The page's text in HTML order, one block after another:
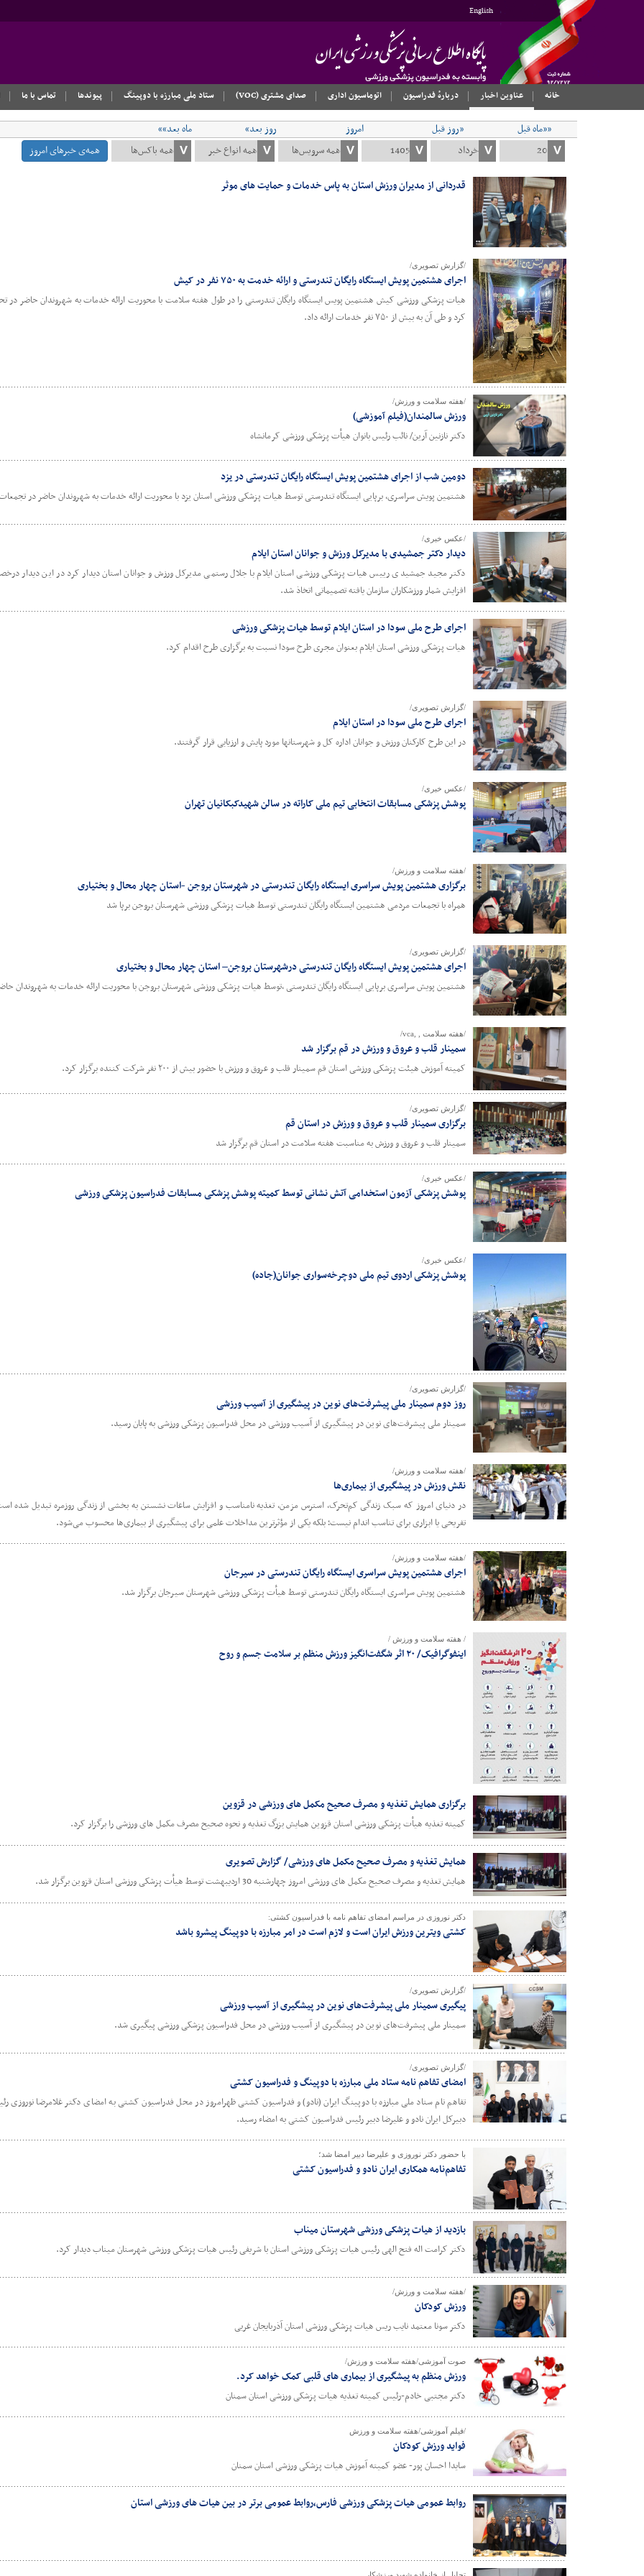
English
خانه
عناوین اخبار دربارهٔ فدراسیون اتوماسیون اداری صدای مشتری (VOC) ستاد ملی مبارزه با دوپینگ پیوندها تماس با ما
««ماه قبل «روز قبل امروز روز بعد»
ماه بعد»»
همه‌ی خبرهای امروز
قدردانی از مدیران ورزش استان به پاس خدمات و حمایت های موثر
/گزارش تصویری/
اجرای هشتمین پویش ایستگاه رایگان تندرستی و ارائه خدمت به ۷۵۰ نفر در کیش
کرد و طی آن به بیش از ۷۵۰ نفر خدمات ارائه داد.
/هفته سلامت و ورزش/
ورزش سالمندان(فیلم آموزشی)
دکتر نازنین آرین/ نائب رئیس بانوان هیأت پزشکی ورزشی کرمانشاه
دومین شب از اجرای هشتمین پویش ایستگاه رایگان تندرستی در یزد
هشتمین پویش سراسری، برپایی ایستگاه تندرستی توسط هیات پزشکی ورزشی استان یزد با محوریت ارائه خدمات به شهروندان حاضر در تجمعات
/عکس خبری/
دیدار دکتر جمشیدی با مدیرکل ورزش و جوانان استان ایلام
دکتر مجید جمشیدی رییس هیات پزشکی ورزشی استان ایلام با جلال رستمی مدیرکل ورزش و جوانان استان دیدار کرد در این دیدار
افزایش شمار ورزشکاران سازمان یافته تصمیماتی اتخاذ شد.
اجرای طرح ملی سودا در استان ایلام توسط هیات پزشکی ورزشی
هیات پزشکی ورزشی استان ایلام بعنوان مجری طرح سودا نسبت به برگزاری طرح اقدام کرد.
/گزارش تصویری/
اجرای طرح ملی سودا در استان ایلام
در این طرح کارکنان ورزش و جوانان اداره کل و شهرستانها مورد پایش و ارزیابی قرار گرفتند.
/عکس خبری/
پوشش پزشکی مسابقات انتخابی تیم ملی کاراته در سالن شهیدکبکانیان تهران
/هفته سلامت و ورزش/
برگزاری هشتمین پویش سراسری ایستگاه رایگان تندرستی در شهرستان بروجن -استان چهار محال و بختیاری
همراه با تجمعات مردمی هشتمین ایستگاه رایگان تندرستی توسط هیات پزشکی ورزشی شهرستان بروجن برپا شد
/گزارش تصویری/
اجرای هشتمین پویش ایستگاه رایگان تندرستی درشهرستان بروجن– استان چهار محال و بختیاری
هشتمین پویش سراسری برپایی ایستگاه رایگان تندرستی ،توسط هیات پزشکی ورزشی شهرستان بروجن با محوریت ارائه خدمات به شهروندان
/هفته سلامت , ,vca/
سمینار قلب و عروق و ورزش در قم برگزار شد
کمیته آموزش هیئت پزشکی ورزشی استان قم سمینار قلب و عروق و ورزش با حضور بیش از ۲۰۰ نفر شرکت کننده برگزار کرد.
/گزارش تصویری/
برگزاری سمینار قلب و عروق و ورزش در استان قم
سمینار قلب و عروق و ورزش به مناسبت هفته سلامت در استان قم برگزار شد
/عکس خبری/
پوشش پزشکی آزمون استخدامی آتش نشانی توسط کمیته پوشش پزشکی مسابقات فدراسیون پزشکی ورزشی
/عکس خبری/
پوشش پزشکی اردوی تیم ملی دوچرخه‌سواری جوانان(جاده)
/گزارش تصویری/
روز دوم سمینار ملی پیشرفت‌های نوین در پیشگیری از آسیب ورزشی
سمینار ملی پیشرفت‌های نوین در پیشگیری از آسیب ورزشی در محل فدراسیون پزشکی ورزشی به پایان رسید.
/هفته سلامت و ورزش/
نقش ورزش در پیشگیری از بیماری‌ها
در دنیای امروز که سبک زندگی کم‌تحرک، استرس مزمن، تغذیه نامناسب و افزایش ساعات نشستن به بخشی از زندگی روزمره تبدیل شده
تفریحی یا ابزاری برای تناسب اندام نیست؛ بلکه یکی از مؤثرترین مداخلات علمی برای پیشگیری از بیماری‌ها محسوب می‌شود.
/هفته سلامت و ورزش/
اجرای هشتمین پویش سراسری ایستگاه رایگان تندرستی در سیرجان
هشتمین پویش سراسری ایستگاه رایگان تندرستی توسط هیأت پزشکی ورزشی شهرستان سیرجان برگزار شد.
/ هفته سلامت و ورزش /
اینفوگرافیک/ ۲۰ اثر شگفت‌انگیز ورزش منظم بر سلامت جسم و روح
برگزاری همایش تغذیه و مصرف صحیح مکمل های ورزشی در قزوین
کمیته تغذیه هیأت پزشکی ورزشی استان قزوین همایش بزرگ تغذیه و نحوه صحیح مصرف مکمل های ورزشی را برگزار کرد.
همایش تغذیه و مصرف صحیح مکمل های ورزشی/ گزارش تصویری
همایش تغذیه و مصرف صحیح مکمل های ورزشی امروز چهارشنبه 30 اردیبهشت توسط هیأت پزشکی ورزشی استان قزوین برگزار شد.
دکتر نوروزی در مراسم امضای تفاهم نامه با فدراسیون کشتی:
کشتی ویترین ورزش ایران است و لازم است در امر مبارزه با دوپینگ پیشرو باشد
/گزارش تصویری/
پیگیری سمینار ملی پیشرفت‌های نوین در پیشگیری از آسیب ورزشی
سمینار ملی پیشرفت‌های نوین در پیشگیری از آسیب ورزشی در محل فدراسیون پزشکی ورزشی پیگیری شد.
/گزارش تصویری/
امضای تفاهم نامه ستاد ملی مبارزه با دوپینگ و فدراسیون کشتی
تفاهم نام ستاد ملی مبارزه با دوپینگ ایران (نادو) و فدراسیون کشتی ظهرامروز در محل فدراسیون کشتی به امضای دکتر غلامرضا نوروزی
دبیرکل ایران نادو و علیرضا دبیر رئیس فدراسیون کشتی به امضاء رسید.
با حضور دکتر نوروزی و علیرضا دبیر امضا شد؛
تفاهم‌نامه همکاری ایران نادو و فدراسیون کشتی
بازدید از هیات پزشکی ورزشی شهرستان میناب
دکتر کرامت اله فتح الهی رئیس هیات پزشکی ورزشی استان با شریفی رئیس هیات پزشکی ورزشی شهرستان میناب دیدار کرد.
/هفته سلامت و ورزش/
ورزش کودکان
دکتر سونا معتمد نایب ریس هیات پزشکی ورزشی استان آذربایجان غربی
صوت آموزشی/هفته سلامت و ورزش/
ورزش منظم به پیشگیری از بیماری های قلبی کمک خواهد کرد.
دکتر مجتبی خادم-رئیس کمیته تغذیه هیات پزشکی ورزشی استان سمنان
/فیلم آموزشی/هفته سلامت و ورزش
فواید ورزش کودکان
سایدا احسان پور- عضو کمیته آموزش هیات پزشکی ورزشی استان سمنان
روابط عمومی هیات پزشکی ورزشی فارس،روابط عمومی برتر در بین هیات های ورزشی استان